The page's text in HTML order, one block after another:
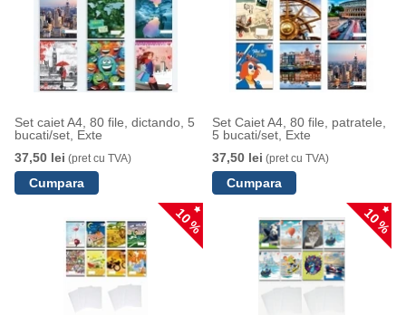
Set caiet A4, 80 file, dictando, 5
bucati/set, Exte
37,50 lei (pret cu TVA)
Set Caiet A4, 80 file, patratele,
5 bucati/set, Exte
37,50 lei (pret cu TVA)
10 % 10 %